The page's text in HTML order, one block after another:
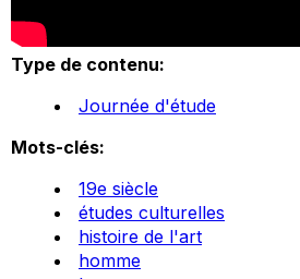
Type de contenu:
Journée d'étude
Mots-clés:
19e siècle
études culturelles
histoire de l'art
homme